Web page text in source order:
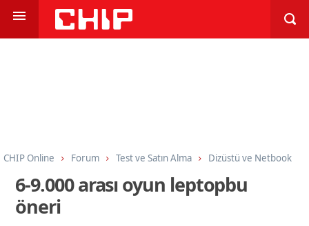
CHIP Online Forum Test ve Satın Alma Dizüstü ve Netbook
6-9.000 arası oyun leptopbu
öneri